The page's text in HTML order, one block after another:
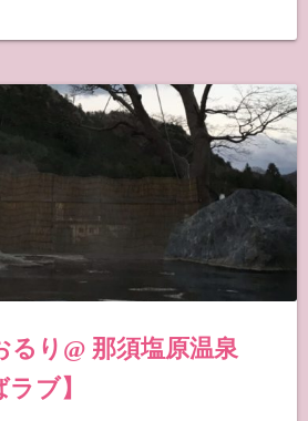
るり@ 那須塩原温泉
ラブ】